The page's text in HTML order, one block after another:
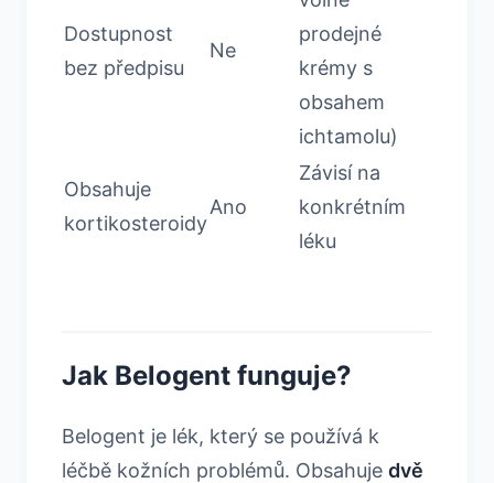
Dostupnost
bez předpisu
Ne
prodejné
krémy s
obsahem
ichtamolu)
Obsahuje
kortikosteroidy
Ano
Závisí na
konkrétním
léku
Jak Belogent funguje?
Belogent je lék, který se používá k
léčbě kožních problémů. Obsahuje dvě